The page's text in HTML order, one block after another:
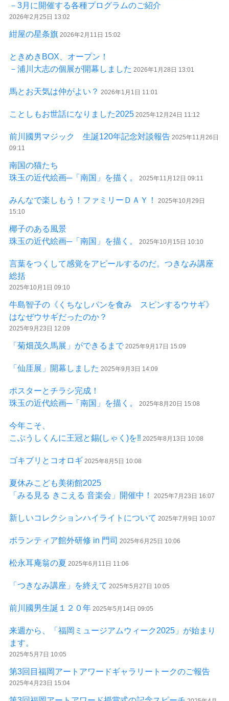
－3月に開催する各種プログラムのご紹介
2026年2月25日 13:02
紺屋の星条旗 2026年2月11日 15:02
ときめきBOX、オープン！
－浦川大志の個展が開幕しました 2026年1月28日 13:01
馬とお天気は仲がよい？ 2026年1月1日 11:01
ことしもお世話になりました2025 2025年12月24日 11:12
前川國男マジック 生誕120年記念対談報告 2025年11月26日
09:11
南国の猫たち
珠玉の近代絵画─「南国」を描く。
2025年11月12日 09:11
みんなで楽しもう！ファミリーＤＡＹ！
2025年10月29日
15:10
椰子のある風景
珠玉の近代絵画─「南国」を描く。
2025年10月15日 10:10
言葉をつくして感覚をアピールするのだ。つきなみ講座
総括
2025年10月1日 09:10
牛島智子の《くちなしパンを食み スピンするウサギ》
はなぜウサギだったのか？
2025年9月23日 12:09
「菊畑茂久馬展」ができるまで2025年9月17日 15:09
「仙厓展」開幕しました 2025年9月3日 14:09
ポスターとチラシ完成！
珠玉の近代絵画─「南国」を描く。
2025年8月20日 15:08
今年こそ、
こぶうしくんに王冠と錫(しゃく)を‼ 2025年8月13日 10:08
ゴキブリとコオロギ 2025年8月5日 10:08
夏休みこども美術館2025
「みる見る きこえる 音楽会」開催中！
2025年7月23日 16:07
新しいコレクションハイライトについて 2025年7月9日 10:07
ボランティア館外研修 in 門司 2025年6月25日 10:06
松永耳庵翁の夏 2025年6月11日 11:06
「つきなみ講座」を終えて 2025年5月27日 10:05
前川國男生誕１２０年 2025年5月14日 09:05
来週から、「福岡ミュージアムウィーク2025」が始まり
ます。
2025年5月7日 10:05
第3回目福岡アートアワードギャラリートークのご報告
2025年4月23日 15:04